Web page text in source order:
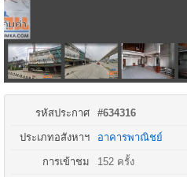
รหัสประกาศ #634316
ประเภทอสังหาฯ อาคารพาณิชย์
การเข้าชม 152 ครั้ง